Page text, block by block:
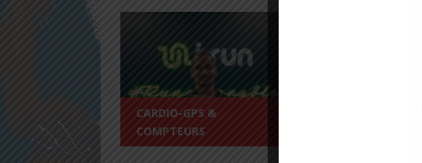
CARDIO-GPS &
COMPTEURS
Aujourd'hui sonne
Garmin Fénix 7X.
dire au sujet de